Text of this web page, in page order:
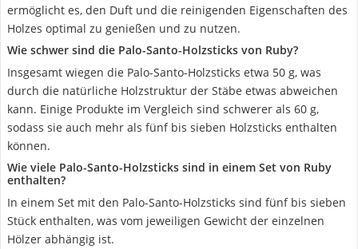
ermöglicht es, den Duft und die reinigenden Eigenschaften des
Holzes optimal zu genießen und zu nutzen.
Wie schwer sind die Palo-Santo-Holzsticks von Ruby?
Insgesamt wiegen die Palo-Santo-Holzsticks etwa 50 g, was
durch die natürliche Holzstruktur der Stäbe etwas abweichen
kann. Einige Produkte im Vergleich sind schwerer als 60 g,
sodass sie auch mehr als fünf bis sieben Holzsticks enthalten
können.
Wie viele Palo-Santo-Holzsticks sind in einem Set von Ruby
enthalten?
In einem Set mit den Palo-Santo-Holzsticks sind fünf bis sieben
Stück enthalten, was vom jeweiligen Gewicht der einzelnen
Hölzer abhängig ist.